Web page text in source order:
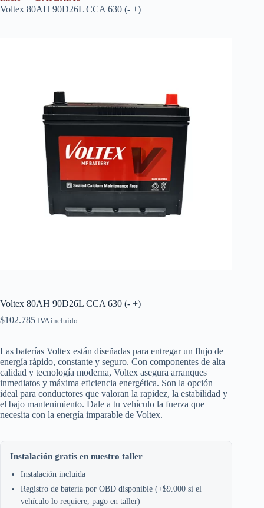
Voltex 80AH 90D26L CCA 630 (- +)
Voltex 80AH 90D26L CCA 630 (- +)
$102.785 IVA incluido
Las baterías Voltex están diseñadas para entregar un flujo de
energía rápido, constante y seguro. Con componentes de alta
calidad y tecnología moderna, Voltex asegura arranques
inmediatos y máxima eficiencia energética. Son la opción
ideal para conductores que valoran la rapidez, la estabilidad y
el bajo mantenimiento. Dale a tu vehículo la fuerza que
necesita con la energía imparable de Voltex.
Instalación gratis en nuestro taller
Instalación incluida
Registro de batería por OBD disponible (+$9.000 si el
vehículo lo requiere, pago en taller)